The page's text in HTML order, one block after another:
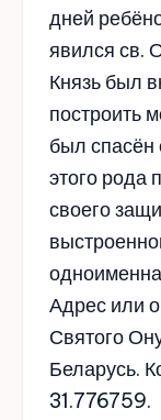
дней
явился св.
Князь был
построить
был спасён
этого рода
своего
Адрес или
Святого
Беларусь.
31.776759.